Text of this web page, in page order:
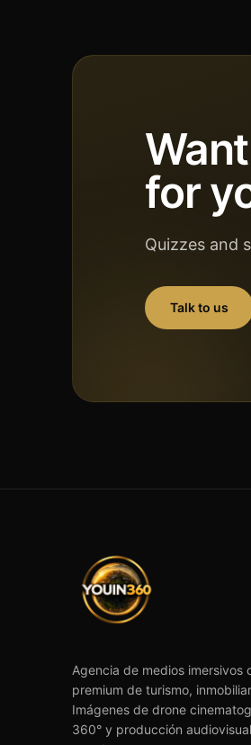
for
Quizzes and
Talk to us
Agencia de medios imersivos
premium de turismo,
Imágenes de drone
360° y producción